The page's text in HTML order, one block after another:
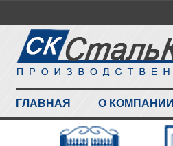
ГЛАВНАЯ О КОМПАНИИ